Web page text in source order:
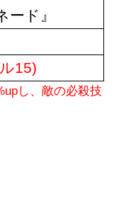
ード』
15)
し、敵の必殺技